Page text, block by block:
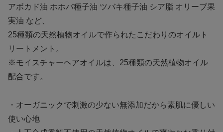
アボカド油 ホホバ種子油 ツバキ種子油 シア脂 オリーブ果
実油 など、
25種類の天然植物オイルで作られたこだわりのオイルト
リートメント。
※モイスチャーヘアオイルは、25種類の天然植物オイル
配合です。
・オーガニックで刺激の少ない無添加だから素肌に優しい
使い心地